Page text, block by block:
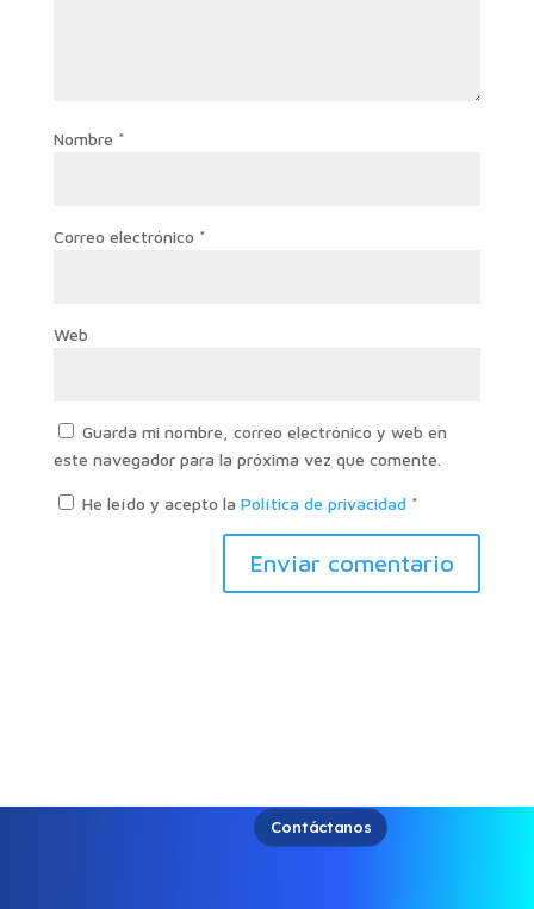
Nombre *
Correo electrónico *
Web
Guarda mi nombre, correo electrónico y web en
este navegador para la próxima vez que comente.
He leído y acepto la Política de privacidad *
Contáctanos